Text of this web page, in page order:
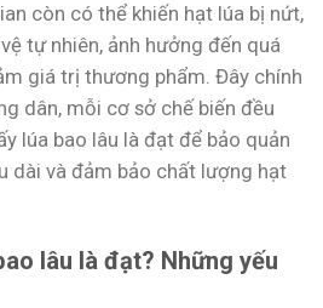
còn có thể khiến hạt lúa bị nứt,
tự nhiên, ảnh hưởng đến quá
giá trị thương phẩm. Đây chính
dân, mỗi cơ sở chế biến đều
lúa bao lâu là đạt để bảo quản
dài và đảm bảo chất lượng hạt
lâu là đạt? Những yếu